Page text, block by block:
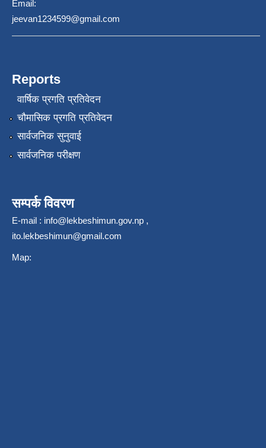
Email:
jeevan1234599@gmail.com
Reports
वार्षिक प्रगति प्रतिवेदन
चौमासिक प्रगति प्रतिवेदन
सार्वजनिक सुनुवाई
सार्वजनिक परीक्षण
सम्पर्क विवरण
E-mail : info@lekbeshimun.gov.np ,
ito.lekbeshimun@gmail.com
Map: